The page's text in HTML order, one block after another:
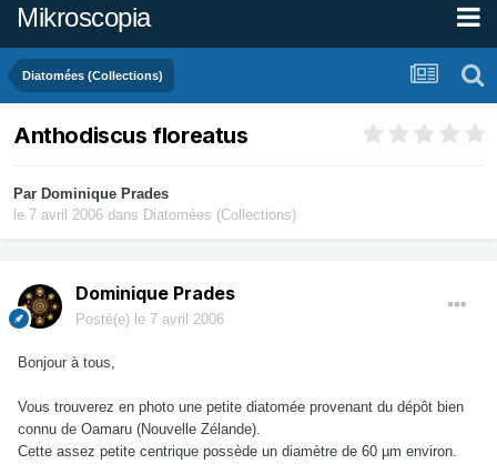
Mikroscopia
Diatomées (Collections)
Anthodiscus floreatus
Par Dominique Prades
le 7 avril 2006 dans Diatomées (Collections)
Dominique Prades
Posté(e) le 7 avril 2006
Bonjour à tous,
Vous trouverez en photo une petite diatomée provenant du dépôt bien
connu de Oamaru (Nouvelle Zélande).
Cette assez petite centrique possède un diamètre de 60 µm environ.